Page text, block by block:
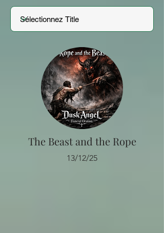
The Beast and the Rope
13/12/25